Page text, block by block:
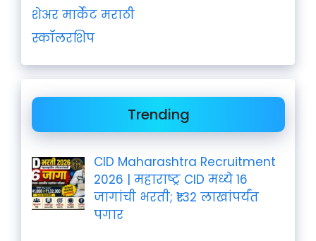
शेअर मार्केट मराठी
स्कॉलरशिप
Trending
CID Maharashtra Recruitment
2026 | महाराष्ट्र CID मध्ये 16
जागांची भरती; ₹1.32 लाखांपर्यंत
पगार